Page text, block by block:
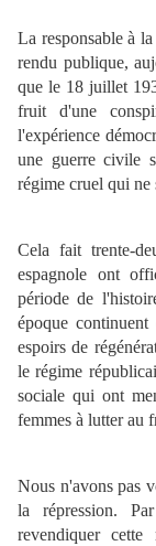
La responsable à
rendu publique,
que le 18 juillet
fruit d'une
l'expérience
une guerre civile
régime cruel qui ne
Cela fait trente-
espagnole ont
période de
époque
espoirs de
le régime
sociale qui ont
femmes à lutter au
Nous n'avons pas
la répression.
revendiquer